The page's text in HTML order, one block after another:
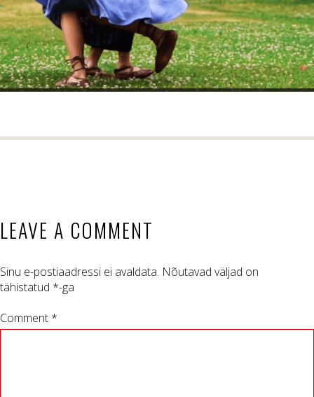
LEAVE A COMMENT
Sinu e-postiaadressi ei avaldata. Nõutavad väljad on
tähistatud *-ga
Comment *